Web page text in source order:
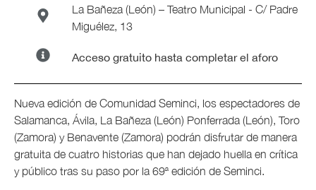
La Bañeza (León) – Teatro Municipal - C/ Padre
Miguélez, 13
Acceso gratuito hasta completar el aforo
Nueva edición de Comunidad Seminci, los espectadores de
Salamanca, Ávila, La Bañeza (León) Ponferrada (León), Toro
(Zamora) y Benavente (Zamora) podrán disfrutar de manera
gratuita de cuatro historias que han dejado huella en crítica
y público tras su paso por la 69ª edición de Seminci.